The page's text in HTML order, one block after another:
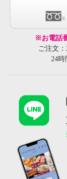
※お電話
ご注文
24時